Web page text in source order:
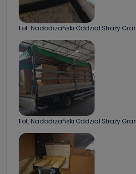
Fot. Nadodrzański Oddział Straży
Fot. Nadodrzański Oddział Straży